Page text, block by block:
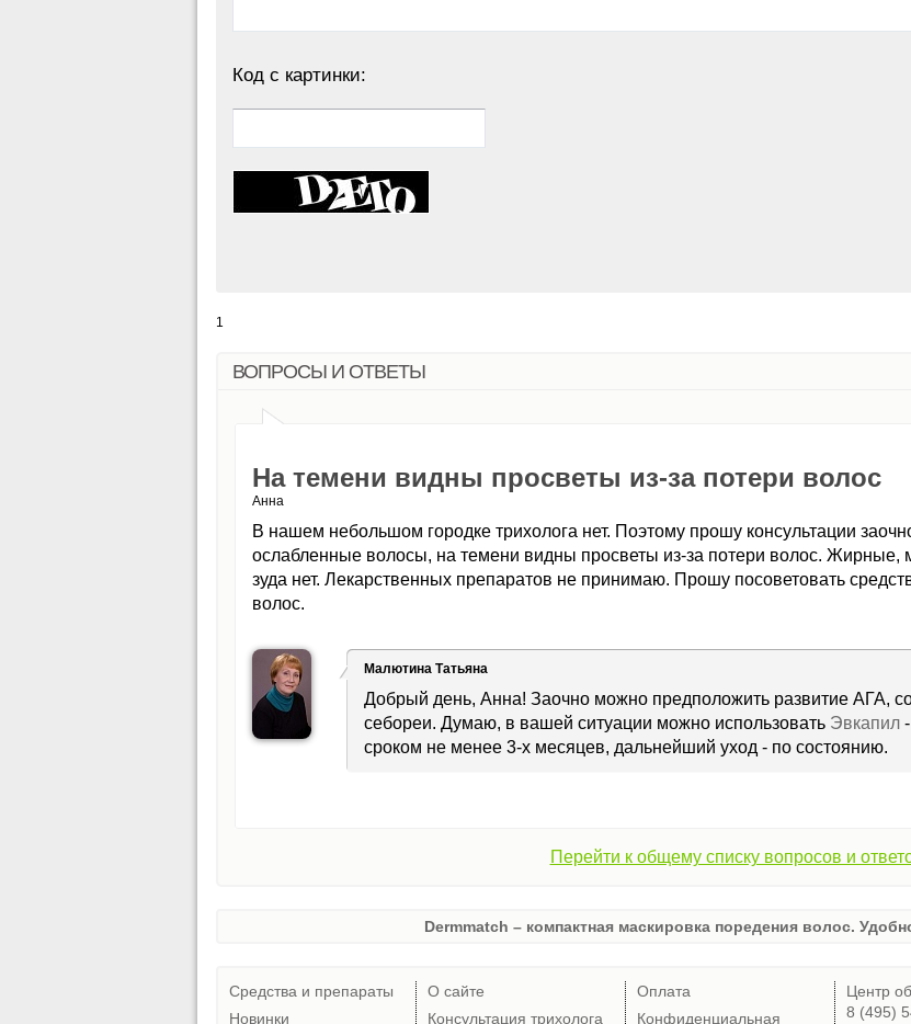
Код с картинки:
1
ВОПРОСЫ И ОТВЕТЫ
На темени видны просветы из-за потери волос
Анна
В нашем небольшом городке трихолога нет. Поэтому прошу консультации
ослабленные волосы, на темени видны просветы из-за потери волос. Жирные,
зуда нет. Лекарственных препаратов не принимаю. Прошу посоветовать
волос.
Малютина Татьяна
Добрый день, Анна! Заочно можно предположить развитие АГА,
себореи. Думаю, в вашей ситуации можно использовать Эвкапил
сроком не менее 3-х месяцев, дальнейший уход - по состоянию.
Перейти к общему списку вопросов и
Dermmatch – компактная маскировка поредения волос.
Средства и препараты
Новинки
О сайте
Консультация трихолога
Оплата
Конфиденциальная
Центр
8 (495)